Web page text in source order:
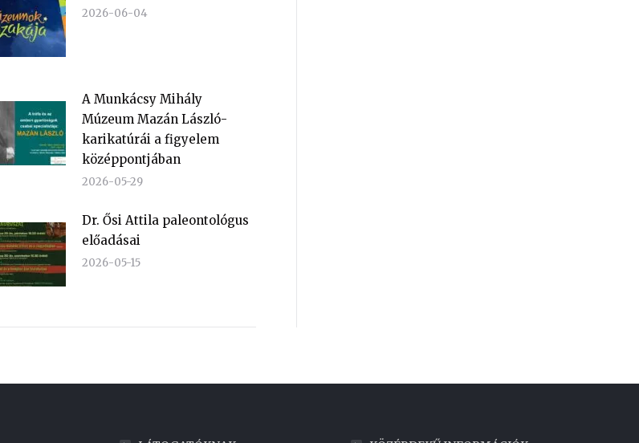
2026-06-04
A Munkácsy Mihály
Múzeum Mazán László-
karikatúrái a figyelem
középpontjában
2026-05-29
Dr. Ősi Attila paleontológus
előadásai
2026-05-15